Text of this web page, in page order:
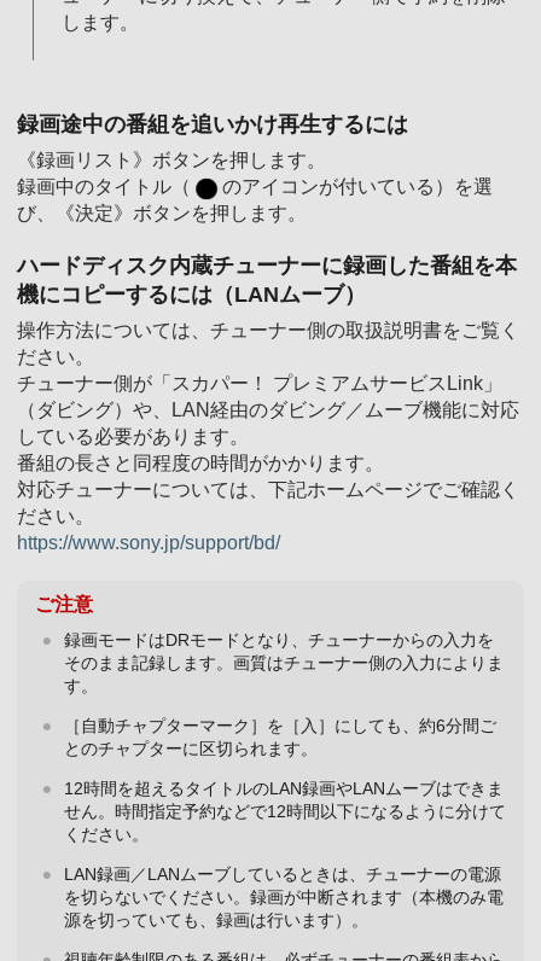
します。
録画途中の番組を追いかけ再生するには
《録画リスト》ボタンを押します。
録画中のタイトル（
のアイコンが付いている）を選
び、《決定》ボタンを押します。
ハードディスク内蔵チューナーに録画した番組を本
機にコピーするには（LANムーブ）
操作方法については、チューナー側の取扱説明書をご覧く
ださい。
チューナー側が「スカパー！ プレミアムサービスLink」
（ダビング）や、LAN経由のダビング／ムーブ機能に対応
している必要があります。
番組の長さと同程度の時間がかかります。
対応チューナーについては、下記ホームページでご確認く
ださい。
https://www.sony.jp/support/bd/
ご注意
録画モードはDRモードとなり、チューナーからの入力を
そのまま記録します。画質はチューナー側の入力によりま
す。
［自動チャプターマーク］を［入］にしても、約6分間ご
とのチャプターに区切られます。
12時間を超えるタイトルのLAN録画やLANムーブはできま
せん。時間指定予約などで12時間以下になるように分けて
ください。
LAN録画／LANムーブしているときは、チューナーの電源
を切らないでください。録画が中断されます（本機のみ電
源を切っていても、録画は行います）。